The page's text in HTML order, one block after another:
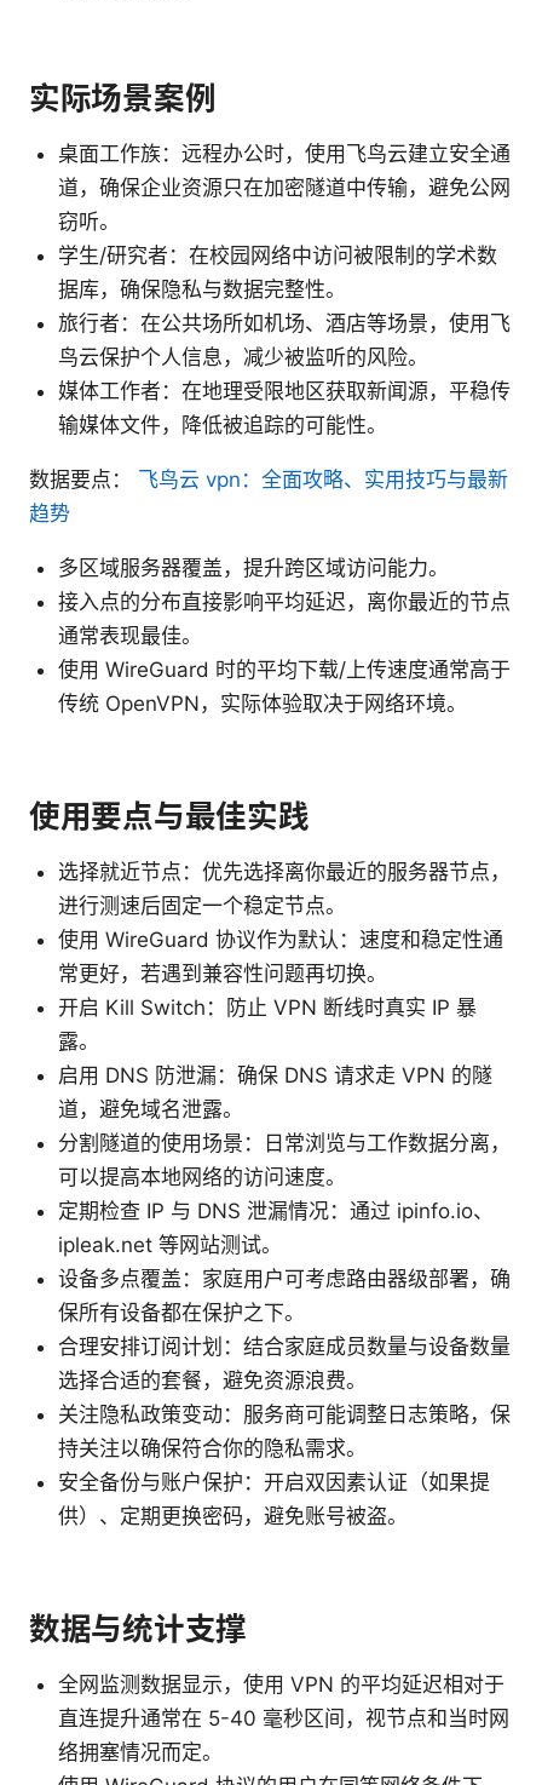
实际场景案例
桌面工作族：远程办公时，使用飞鸟云建立安全通
道，确保企业资源只在加密隧道中传输，避免公网
窃听。
学生/研究者：在校园网络中访问被限制的学术数
据库，确保隐私与数据完整性。
旅行者：在公共场所如机场、酒店等场景，使用飞
鸟云保护个人信息，减少被监听的风险。
媒体工作者：在地理受限地区获取新闻源，平稳传
输媒体文件，降低被追踪的可能性。
数据要点： 飞鸟云 vpn：全面攻略、实用技巧与最新
趋势
多区域服务器覆盖，提升跨区域访问能力。
接入点的分布直接影响平均延迟，离你最近的节点
通常表现最佳。
使用 WireGuard 时的平均下载/上传速度通常高于
传统 OpenVPN，实际体验取决于网络环境。
使用要点与最佳实践
选择就近节点：优先选择离你最近的服务器节点，
进行测速后固定一个稳定节点。
使用 WireGuard 协议作为默认：速度和稳定性通
常更好，若遇到兼容性问题再切换。
开启 Kill Switch：防止 VPN 断线时真实 IP 暴
露。
启用 DNS 防泄漏：确保 DNS 请求走 VPN 的隧
道，避免域名泄露。
分割隧道的使用场景：日常浏览与工作数据分离，
可以提高本地网络的访问速度。
定期检查 IP 与 DNS 泄漏情况：通过 ipinfo.io、
ipleak.net 等网站测试。
设备多点覆盖：家庭用户可考虑路由器级部署，确
保所有设备都在保护之下。
合理安排订阅计划：结合家庭成员数量与设备数量
选择合适的套餐，避免资源浪费。
关注隐私政策变动：服务商可能调整日志策略，保
持关注以确保符合你的隐私需求。
安全备份与账户保护：开启双因素认证（如果提
供）、定期更换密码，避免账号被盗。
数据与统计支撑
全网监测数据显示，使用 VPN 的平均延迟相对于
直连提升通常在 5-40 毫秒区间，视节点和当时网
络拥塞情况而定。